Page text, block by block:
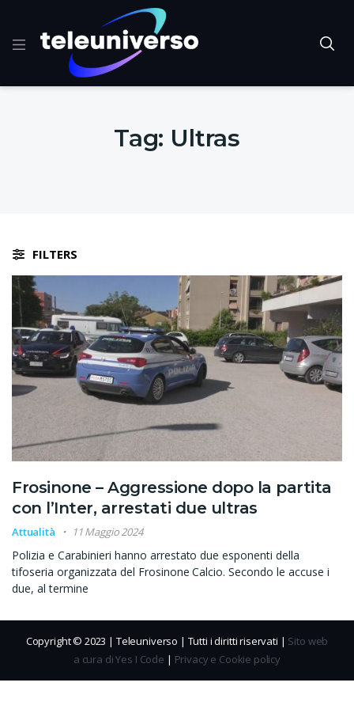
Tag: Ultras
FILTERS
Frosinone – Aggressione dopo la partita
con l’Inter, arrestati due ultras
Attualità 11 Maggio 2024
Polizia e Carabinieri hanno arrestato due esponenti della
tifoseria organizzata del Frosinone Calcio. Secondo le accuse i
due, al termine
Copyright © 2023 | Teleuniverso | Tutti i diritti riservati | Sito web
a cura di Yes I Code | Privacy e Cookie policy